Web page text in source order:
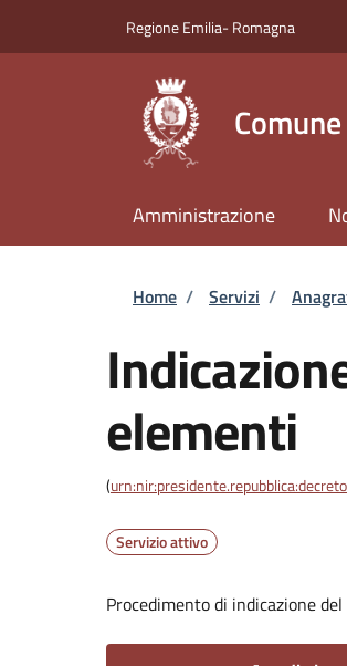
Regione Emilia- Romagna
Amministrazione
Briciole di
Home / Servizi /
elementi
(
Servizio attivo
Procedimento di indicazione